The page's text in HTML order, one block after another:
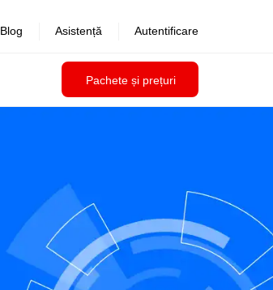
Pachete și prețuri
Blog Asistență Autentificare